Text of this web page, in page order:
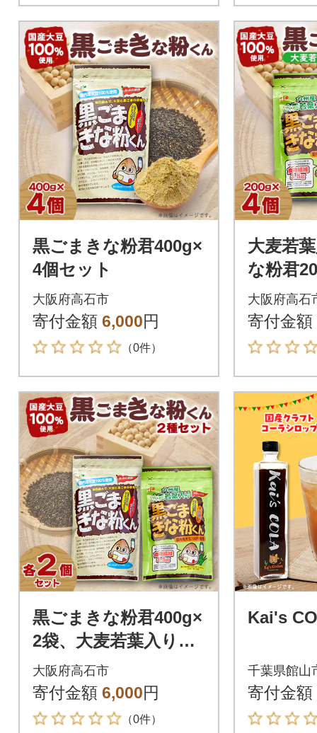
黒ごまきな粉君400g×
4個セット
大阪府高石市
寄付金額 6,000円
（0件）
大麦若
な粉君
ト
大阪府高石
寄付金額
黒ごまきな粉君400g×
2袋、大麦若葉入り黒
ごまきな粉君200g×2
袋セット
大阪府高石市
寄付金額 6,000円
（0件）
Kai's
千葉県館山
寄付金額